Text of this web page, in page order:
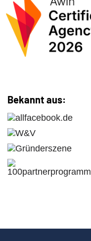
Bekannt aus: